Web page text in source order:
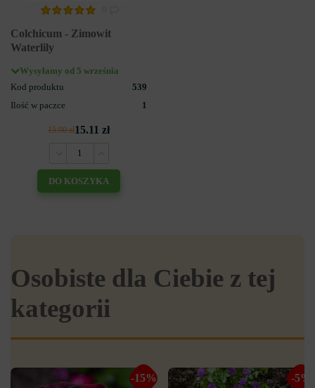
Colchicum - Zimowit
Waterlily
Wysyłamy od 5 września
Kod produktu
539
Ilość w paczce
1
15.90 zł15.11 zł
DO KOSZYKA
Osobiste dla Ciebie z tej
kategorii
-15% -5%